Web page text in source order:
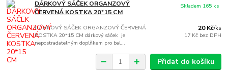
DÁRKOVÝ SÁČEK ORGANZOVÝ
ČERVENÁ KOSTKA 20*15 CM
DÁRKOVÝ SÁČEK ORGANZOVÝ ČERVENÁ
KOSTKA 20*15 CM dárkový sáček je
nepostradatelným doplňkem pro bal...
20 Kč/ks
17 Kč bez DPH
Skladem 165 ks
Přidat do košíku